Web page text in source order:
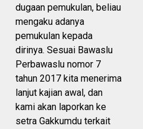
dugaan pemukulan, beliau
mengaku adanya
pemukulan kepada
dirinya. Sesuai Bawaslu
Perbawaslu nomor 7
tahun 2017 kita menerima
lanjut kajian awal, dan
kami akan laporkan ke
setra Gakkumdu terkait